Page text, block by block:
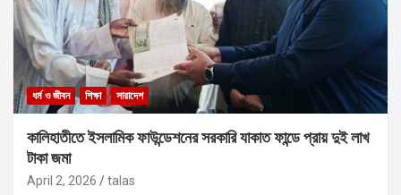
ধর্ম ও জীবন শিক্ষা সারাদেশ
কালিহাতীতে ইসলামিক ফাউন্ডেশনের সরকারি যাকাত ফান্ডে প্রায় দুই লাখ
টাকা জমা
April 2, 2026 talas